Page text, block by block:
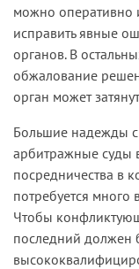
можно оперативно
исправить явные
органов. В
обжалование
орган может
Большие надежды с
арбитражные суды
посредничества в
потребуется много
Чтобы
последний должен